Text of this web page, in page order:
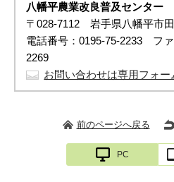
八幡平農業改良普及センター
〒028-7112 岩手県八幡平市
電話番号：0195-75-2233 フ
2269
お問い合わせは専用フォー
前のページへ戻る
PC